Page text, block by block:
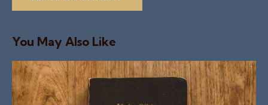
You May Also Like